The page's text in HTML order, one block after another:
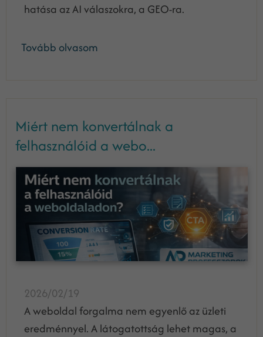
hatása az AI válaszokra, a GEO-ra.
Tovább olvasom
Miért nem konvertálnak a
felhasználóid a webo...
2026/02/19
A weboldal forgalma nem egyenlő az üzleti
eredménnyel. A látogatottság lehet magas, a